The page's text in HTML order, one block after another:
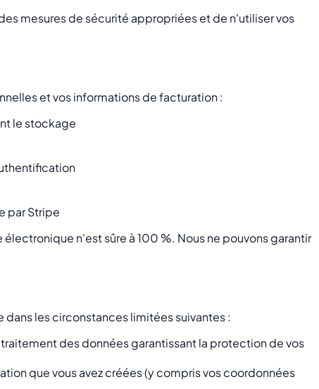
mesures de sécurité appropriées et de n'utiliser vos
et vos informations de facturation :
le stockage
par Stripe
n'est sûre à 100 %. Nous ne pouvons garantir
les circonstances limitées suivantes :
des données garantissant la protection de vos
que vous avez créées (y compris vos coordonnées